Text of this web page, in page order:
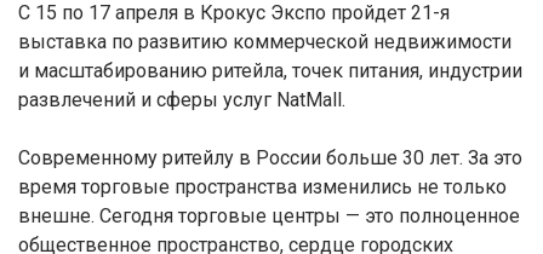
С 15 по 17 апреля в Крокус Экспо пройдет 21-я
выставка по развитию коммерческой недвижимости
и масштабированию ритейла, точек питания, индустрии
развлечений и сферы услуг NatMall.
Современному ритейлу в России больше 30 лет. За это
время торговые пространства изменились не только
внешне. Сегодня торговые центры — это полноценное
общественное пространство, сердце городских